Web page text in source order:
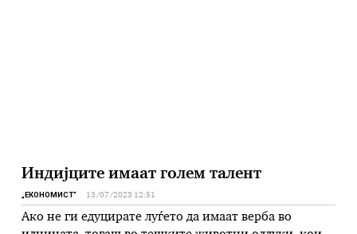
Индијците имаат голем талент
„ЕКОНОМИСТ“ 13/07/2023 12:51
Ако не ги едуцирате луѓето да имаат верба во